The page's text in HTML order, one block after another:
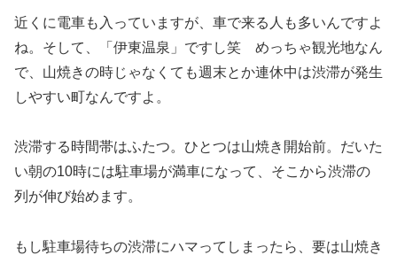
近くに電車も入っていますが、車で来る人も多いんですよ
ね。そして、「伊東温泉」ですし笑 めっちゃ観光地なん
で、山焼きの時じゃなくても週末とか連休中は渋滞が発生
しやすい町なんですよ。
渋滞する時間帯はふたつ。ひとつは山焼き開始前。だいた
い朝の10時には駐車場が満車になって、そこから渋滞の
列が伸び始めます。
もし駐車場待ちの渋滞にハマってしまったら、要は山焼き